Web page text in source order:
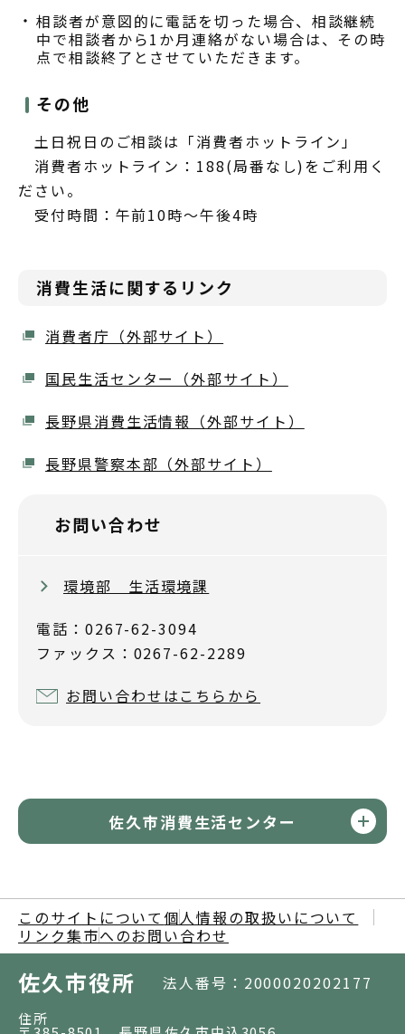
相談者が意図的に電話を切った場合、相談継続
中で相談者から1か月連絡がない場合は、その時
点で相談終了とさせていただきます。
その他
土日祝日のご相談は「消費者ホットライン」
消費者ホットライン：188(局番なし)をご利用く
ださい。
受付時間：午前10時～午後4時
消費生活に関するリンク
消費者庁（外部サイト）
国民生活センター（外部サイト）
長野県消費生活情報（外部サイト）
長野県警察本部（外部サイト）
お問い合わせ
環境部 生活環境課
電話：0267-62-3094
ファックス：0267-62-2289
お問い合わせはこちらから
佐久市消費生活センター
このサイトについて 個人情報の取扱いについて
リンク集市へのお問い合わせ
佐久市役所 法人番号：2000020202177
住所